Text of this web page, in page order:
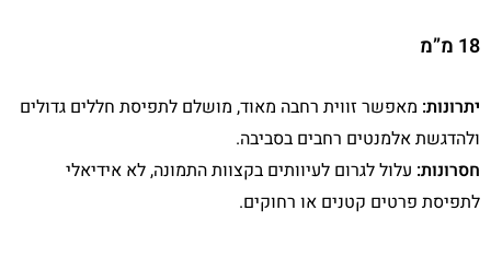
18 מ”מ
יתרונות: מאפשר זווית רחבה מאוד, מושלם לתפיסת חללים גדולים
ולהדגשת אלמנטים רחבים בסביבה.
חסרונות: עלול לגרום לעיוותים בקצוות התמונה, לא אידיאלי
לתפיסת פרטים קטנים או רחוקים.